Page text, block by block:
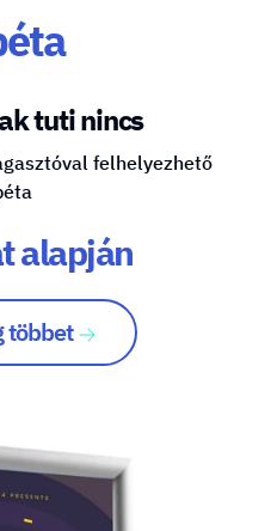
tuti nincs
felhelyezhető
alapján
többet